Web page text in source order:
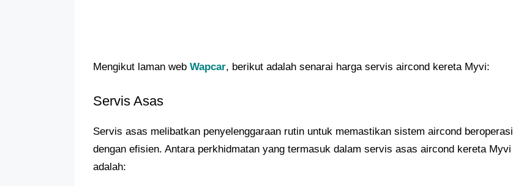
Mengikut laman web Wapcar, berikut adalah senarai harga servis aircond kereta Myvi:
Servis Asas
Servis asas melibatkan penyelenggaraan rutin untuk memastikan sistem aircond beroperasi
dengan efisien. Antara perkhidmatan yang termasuk dalam servis asas aircond kereta Myvi
adalah: